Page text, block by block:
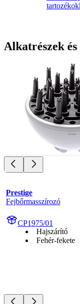
Alkatrészek
Prestige
Fejbőrmasszírozó
CP1975/01
Hajszárító
Fehér-fekete